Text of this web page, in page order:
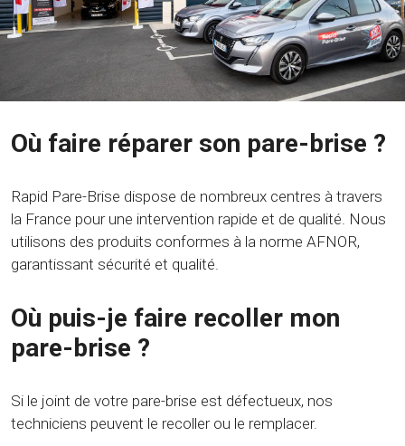
Où faire réparer son pare-brise ?
Rapid Pare-Brise dispose de nombreux centres à travers
la France pour une intervention rapide et de qualité. Nous
utilisons des produits conformes à la norme AFNOR,
garantissant sécurité et qualité.
Où puis-je faire recoller mon
pare-brise ?
Si le joint de votre pare-brise est défectueux, nos
techniciens peuvent le recoller ou le remplacer.